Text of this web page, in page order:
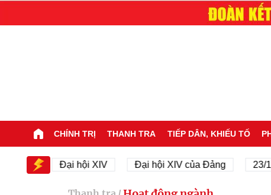
CHÍNH TRỊ THANH TRA TIẾP DÂN, KHIẾU TỐ
Đại hội XIV Đại hội XIV của Đảng 23/11/